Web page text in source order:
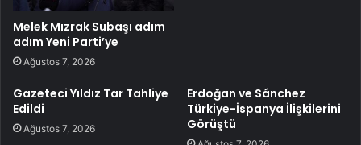
Melek Mızrak Subaşı adım
adım Yeni Parti’ye
Ağustos 7, 2026
Gazeteci Yıldız Tar Tahliye
Edildi
Ağustos 7, 2026
Erdoğan ve Sánchez
Türkiye-İspanya İlişkilerini
Görüştü